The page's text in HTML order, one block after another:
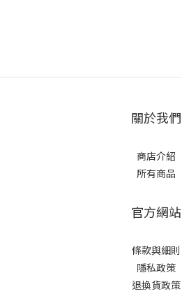
關於我們
商店介紹
所有商品
官方網站
條款與細則
隱私政策
退換貨政策